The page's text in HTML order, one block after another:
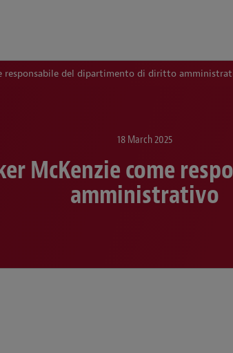
responsabile del dipartimento di diritto
18 March 2025
McKenzie come
amministrativo